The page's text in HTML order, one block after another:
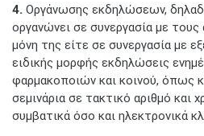
4. Οργάνωσης εκδηλώσεων,
οργανώνει σε συνεργασία με
μόνη της είτε σε συνεργασία με
ειδικής μορφής εκδηλώσεις
φαρμακοποιών και κοινού, όπως
σεμινάρια σε τακτικό αριθμό και
συμβατικά όσο και ηλεκτρονικά